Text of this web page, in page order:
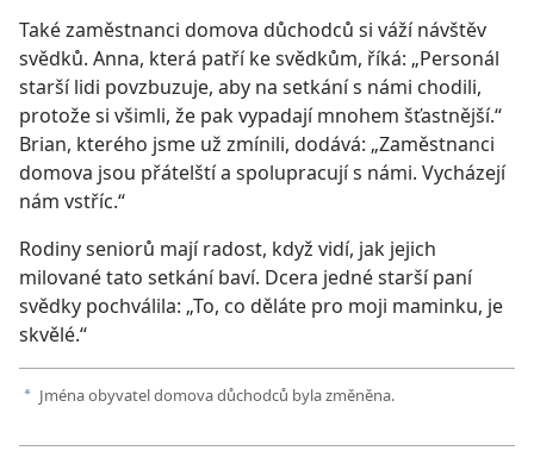
Také zaměstnanci domova důchodců si váží návštěv
svědků. Anna, která patří ke svědkům, říká: „Personál
starší lidi povzbuzuje, aby na setkání s námi chodili,
protože si všimli, že pak vypadají mnohem šťastnější.“
Brian, kterého jsme už zmínili, dodává: „Zaměstnanci
domova jsou přátelští a spolupracují s námi. Vycházejí
nám vstříc.“
Rodiny seniorů mají radost, když vidí, jak jejich
milované tato setkání baví. Dcera jedné starší paní
svědky pochválila: „To, co děláte pro moji maminku, je
skvělé.“
a Jména obyvatel domova důchodců byla změněna.